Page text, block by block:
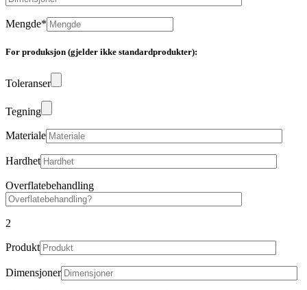
Mengde*
For produksjon (gjelder ikke standardprodukter):
Toleranser
Tegning
Materiale
Hardhet
Overflatebehandling
2
Produkt
Dimensjoner